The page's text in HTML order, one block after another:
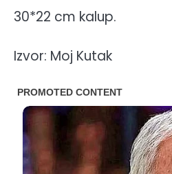
30*22 cm kalup.
Izvor: Moj Kutak